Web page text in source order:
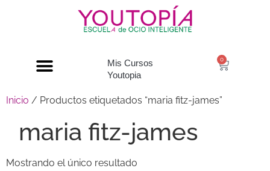
Mis Cursos
Youtopia
0
Inicio / Productos etiquetados “maria fitz-james”
maria fitz-james
Mostrando el único resultado